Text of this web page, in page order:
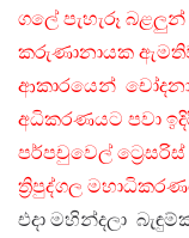
ගලේ පැහැරූ
කරුණානායක
ආකාරයෙන්
අධිකරණයට පවා
පර්පචුවෙල්
ත්‍රිපුද්ගල
එදා මහින්දලා